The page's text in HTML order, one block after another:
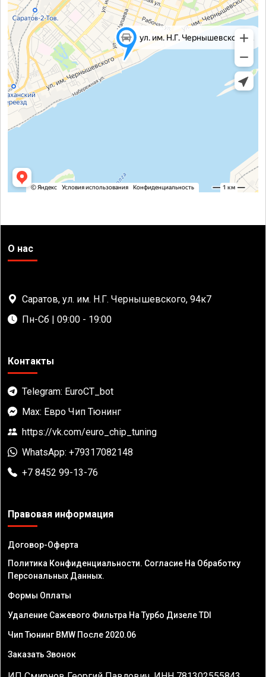
О нас
Саратов, ул. им. Н.Г. Чернышевского, 94к7
Пн-Сб | 09:00 - 19:00
Контакты
Telegram: EuroCT_bot
Max: Евро Чип Тюнинг
https://vk.com/euro_chip_tuning
WhatsApp: +79317082148
+7 8452 99-13-76
Правовая информация
Договор-Оферта
Политика Конфиденциальности. Согласие На Обработку
Персональных Данных.
Формы Оплаты
Удаление Сажевого Фильтра На Турбо Дизеле TDI
Чип Тюнинг BMW После 2020.06
Заказать Звонок